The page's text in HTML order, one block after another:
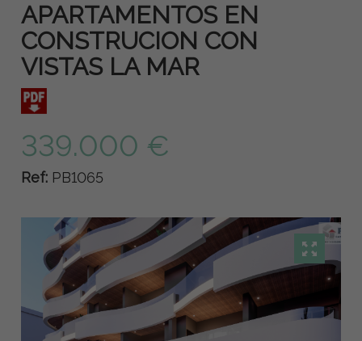
APARTAMENTOS EN
CONSTRUCION CON
VISTAS LA MAR
339.000 €
Ref: PB1065